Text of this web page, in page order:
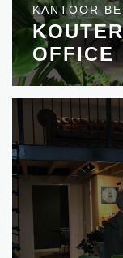
KANTOOR
OFFICE